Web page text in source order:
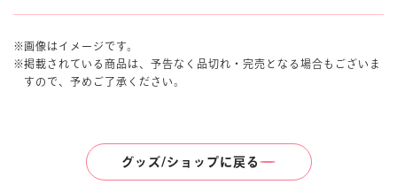
画像はイメージです。
掲載されている商品は、予告なく品切れ・完売となる場合もございま
すので、予めご了承ください。
グッズ/ショップに戻る